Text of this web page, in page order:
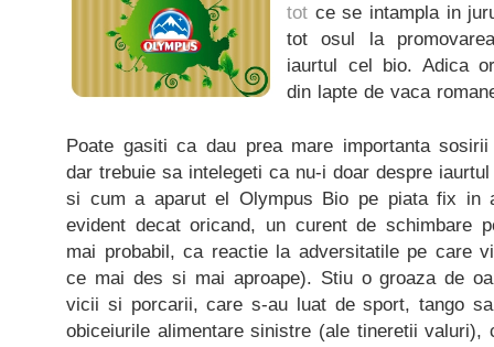
tot ce se intampla in
tot osul la
iaurtul cel bio. Adica
din lapte de vaca
Poate gasiti ca dau prea mare importanta
dar trebuie sa intelegeti ca nu-i doar despre
si cum a aparut el Olympus Bio pe piata fix in
evident decat oricand, un curent de schimbare
mai probabil, ca reactie la adversitatile pe care
ce mai des si mai aproape). Stiu o groaza de
vicii si porcarii, care s-au luat de sport, tango
obiceiurile alimentare sinistre (ale tineretii